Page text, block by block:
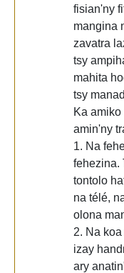
fisian'ny
mangina
zavatra
tsy
mahita
tsy
Ka
amin'ny
1. Na
fehezina.
tontolo
na télé,
olona
2. Na
izay
ary